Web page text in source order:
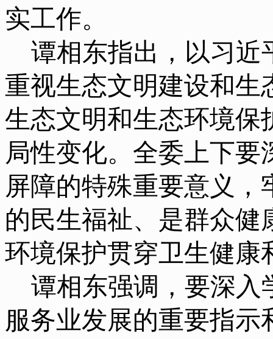
实工作。
谭相东指出，以习近
重视生态文明建设和生
生态文明和生态环境保
局性变化。全委上下
屏障的特殊重要意义，
的民生福祉、是群众健
环境保护贯穿卫生健康
谭相东强调，要深入
服务业发展的重要指